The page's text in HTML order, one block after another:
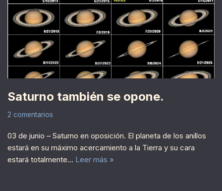
Saturno también se opone.
2 comentarios
03 de junio – Saturno en oposición. El planeta de los anillos
estará en su máximo acercamiento a la Tierra y su cara
estará totalmente… Leer más »